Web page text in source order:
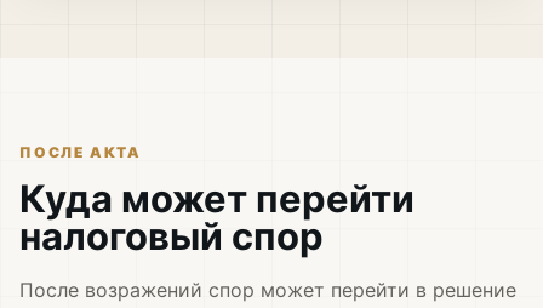
ПОСЛЕ АКТА
Куда может перейти
налоговый спор
После возражений спор может перейти в решение